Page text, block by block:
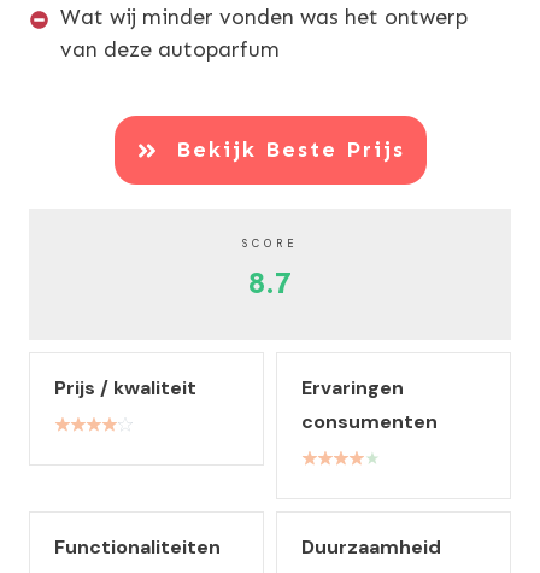
Wat wij minder vonden was het ontwerp
van deze autoparfum
Bekijk Beste Prijs
SCORE
8.7
Prijs / kwaliteit
Ervaringen
consumenten
Functionaliteiten Duurzaamheid